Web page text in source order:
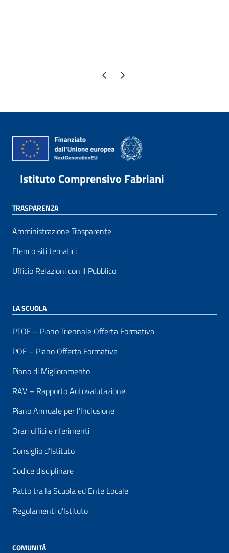
Pagina precedente
Pagina successiva
Istituto Comprensivo Fabriani
TRASPARENZA
Amministrazione Trasparente
Elenco siti tematici
Ufficio Relazioni con il Pubblico
LA SCUOLA
PTOF – Piano Triennale Offerta Formativa
POF – Piano Offerta Formativa
Piano di Miglioramento
RAV – Rapporto Autovalutazione
Piano Annuale per l’Inclusione
Orari uffici e riferimenti
Consiglio d’Istituto
Codice disciplinare
Patto tra la Scuola ed Ente Locale
Regolamenti d’Istituto
COMUNITÀ